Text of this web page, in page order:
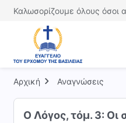
Καλωσορίζουμε όλους όσοι
Αρχική Αναγνώσεις
Ο Λόγος, τόμ. 3: Οι
(Απόσπασμα 43)
Λόγια σχετικά με την
Λόγια σχετικά με την
(Απόσπασμα 45)